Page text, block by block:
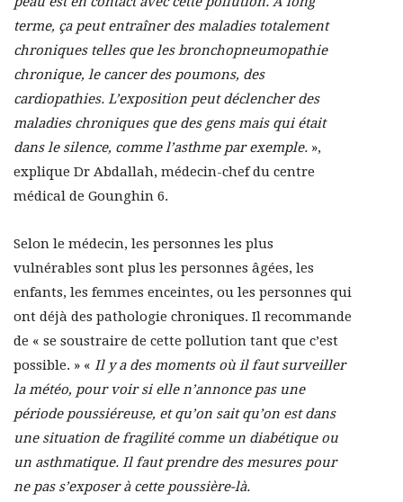
terme, ça peut entraîner des maladies totalement
chroniques telles que les bronchopneumopathie
chronique, le cancer des poumons, des
cardiopathies. L’exposition peut déclencher des
maladies chroniques que des gens mais qui était
dans le silence, comme l’asthme par exemple. »,
explique Dr Abdallah, médecin-chef du centre
médical de Gounghin 6.
Selon le médecin, les personnes les plus
vulnérables sont plus les personnes âgées, les
enfants, les femmes enceintes, ou les personnes qui
ont déjà des pathologie chroniques. Il recommande
de « se soustraire de cette pollution tant que c’est
possible. » « Il y a des moments où il faut surveiller
la météo, pour voir si elle n’annonce pas une
période poussiéreuse, et qu’on sait qu’on est dans
une situation de fragilité comme un diabétique ou
un asthmatique. Il faut prendre des mesures pour
ne pas s’exposer à cette poussière-là.